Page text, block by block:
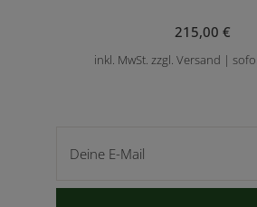
215,00 €
inkl. MwSt. zzgl. Versand |